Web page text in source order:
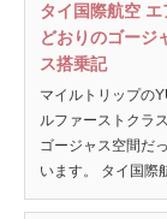
タイ国際航空
どおりのゴージ
ス搭乗記
マイルトリップの
ルファーストクラ
ゴージャス空間だ
います。 タイ国際